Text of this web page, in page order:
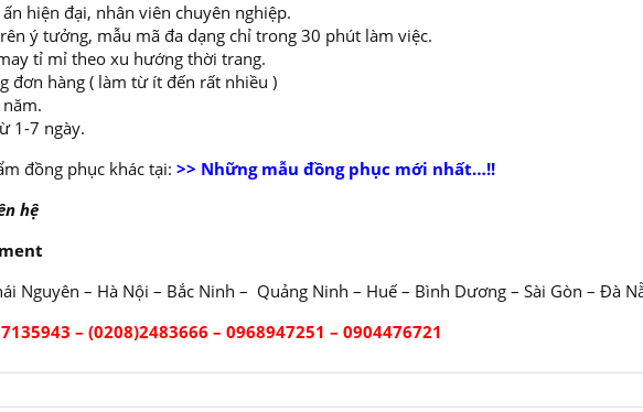
hiện đại, nhân viên chuyên nghiệp.
ý tưởng, mẫu mã đa dạng chỉ trong 30 phút làm việc.
tỉ mỉ theo xu hướng thời trang.
đơn hàng ( làm từ ít đến rất nhiều )
1-7 ngày.
đồng phục khác tại: >> Những mẫu đồng phục mới nhất…!!
hệ
Nguyên – Hà Nội – Bắc Ninh – Quảng Ninh – Huế – Bình Dương – Sài Gòn – Đà
– (0208)2483666 – 0968947251 – 0904476721